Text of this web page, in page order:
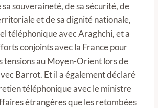
souveraineté, de sa sécurité, de
et de sa dignité nationale,
téléphonique avec Araghchi, et a
conjoints avec la France pour
tensions au Moyen-Orient lors de
Barrot. Et il a également déclaré
téléphonique avec le ministre
étrangères que les retombées